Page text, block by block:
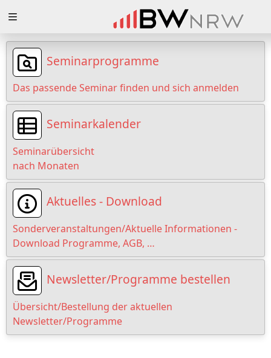
Loading
Loading
Loading
Loading
Loading
Loading
Seminarprogramme
Das passende Seminar finden und sich anmelden
Seminarkalender
Seminarübersicht
nach Monaten
Aktuelles - Download
Sonderveranstaltungen/Aktuelle Informationen -
Download Programme, AGB, …
Newsletter/Programme bestellen
Übersicht/Bestellung der aktuellen
Newsletter/Programme